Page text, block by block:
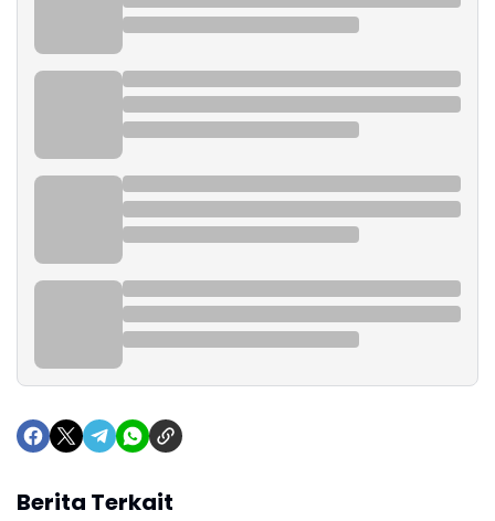
Berita Terkait